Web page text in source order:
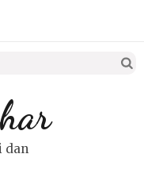
Search
dan